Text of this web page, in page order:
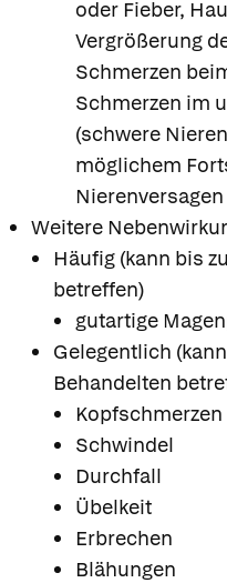
oder Fieber,
Vergrößerung
Schmerzen
Schmerzen im
(schwere
möglichem
Weitere
Häufig (kann bis
betreffen)
gutartige
Gelegentlich
Behandelten
Kopfschmerzen
Schwindel
Durchfall
Übelkeit
Erbrechen
Blähungen